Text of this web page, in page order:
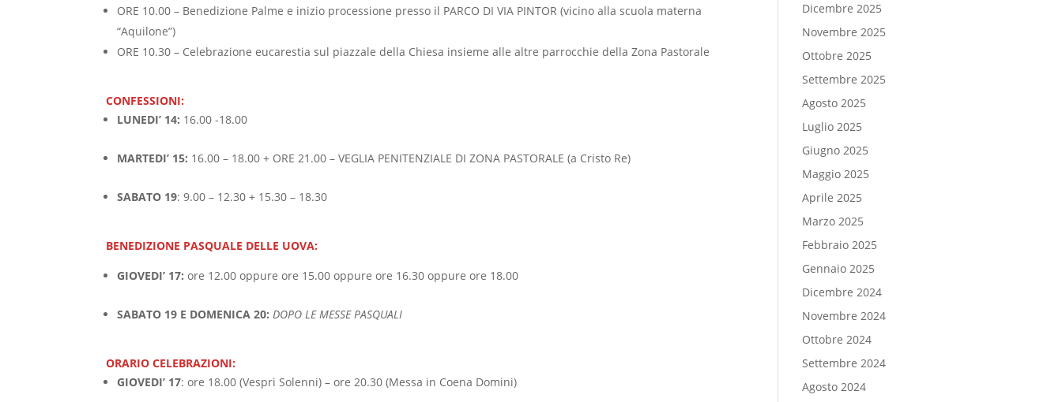
ORE 10.00 – Benedizione Palme e inizio processione presso il PARCO DI VIA PINTOR (vicino alla scuola materna
“Aquilone”)
ORE 10.30 – Celebrazione eucarestia sul piazzale della Chiesa insieme alle altre parrocchie della Zona Pastorale
CONFESSIONI:
LUNEDI’ 14: 16.00 -18.00
MARTEDI’ 15: 16.00 – 18.00 + ORE 21.00 – VEGLIA PENITENZIALE DI ZONA PASTORALE (a Cristo Re)
SABATO 19: 9.00 – 12.30 + 15.30 – 18.30
BENEDIZIONE PASQUALE DELLE UOVA:
GIOVEDI’ 17:ore 12.00 oppure ore 15.00 oppure ore 16.30 oppure ore 18.00
SABATO 19 E DOMENICA 20: DOPO LE MESSE PASQUALI
ORARIO CELEBRAZIONI:
GIOVEDI’ 17: ore 18.00 (Vespri Solenni) – ore 20.30 (Messa in Coena Domini)
Dicembre 2025
Novembre 2025
Ottobre 2025
Settembre 2025
Agosto 2025
Luglio 2025
Giugno 2025
Maggio 2025
Aprile 2025
Marzo 2025
Febbraio 2025
Gennaio 2025
Dicembre 2024
Novembre 2024
Ottobre 2024
Settembre 2024
Agosto 2024